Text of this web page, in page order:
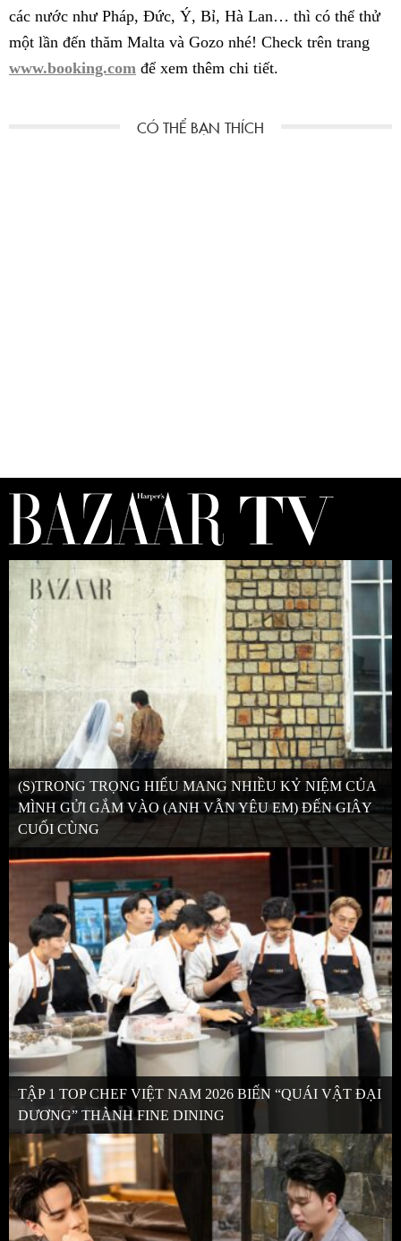
các nước như Pháp, Đức, Ý, Bỉ, Hà Lan… thì có thể thử
một lần đến thăm Malta và Gozo nhé! Check trên trang
www.booking.com để xem thêm chi tiết.
(S)TRONG TRỌNG HIẾU MANG NHIỀU KỶ NIỆM CỦA
MÌNH GỬI GẮM VÀO (ANH VẪN YÊU EM) ĐẾN GIÂY
CUỐI CÙNG
TẬP 1 TOP CHEF VIỆT NAM 2026 BIẾN “QUÁI VẬT ĐẠI
DƯƠNG” THÀNH FINE DINING